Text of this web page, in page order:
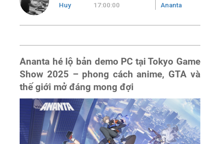
Huy
17:00:00
Ananta
Ananta hé lộ bản demo PC tại Tokyo Game
Show 2025 – phong cách anime, GTA và
thế giới mở đáng mong đợi